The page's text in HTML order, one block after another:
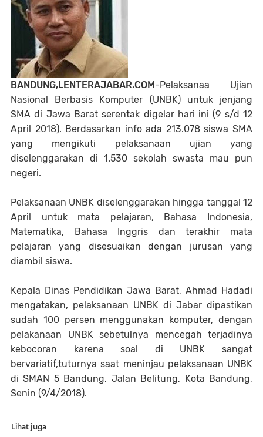
BANDUNG,LENTERAJABAR.COM-Pelaksanaa Ujian
Nasional Berbasis Komputer (UNBK) untuk jenjang
SMA di Jawa Barat serentak digelar hari ini (9 s/d 12
April 2018). Berdasarkan info ada 213.078 siswa SMA
yang mengikuti pelaksanaan ujian yang
diselenggarakan di 1.530 sekolah swasta mau pun
negeri.
Pelaksanaan UNBK diselenggarakan hingga tanggal 12
April untuk mata pelajaran, Bahasa Indonesia,
Matematika, Bahasa Inggris dan terakhir mata
pelajaran yang disesuaikan dengan jurusan yang
diambil siswa.
Kepala Dinas Pendidikan Jawa Barat, Ahmad Hadadi
mengatakan, pelaksanaan UNBK di Jabar dipastikan
sudah 100 persen menggunakan komputer, dengan
pelakanaan UNBK sebetulnya mencegah terjadinya
kebocoran karena soal di UNBK sangat
bervariatif,tuturnya saat meninjau pelaksanaan UNBK
di SMAN 5 Bandung, Jalan Belitung, Kota Bandung,
Senin (9/4/2018).
Lihat juga